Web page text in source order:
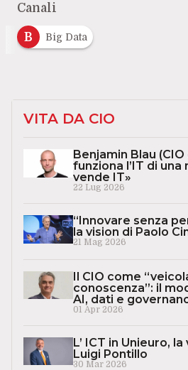
Canali
B Big Data
VITA DA CIO
Benjamin Blau (CIO
funziona l’IT di
vende IT»
22 Lug 2026
“Innovare senza
la vision di Paolo
21 Mag 2026
Il CIO come
conoscenza”: il
AI, dati e
01 Apr 2026
L’ ICT in Unieuro,
Luigi Pontillo
30 Mar 2026